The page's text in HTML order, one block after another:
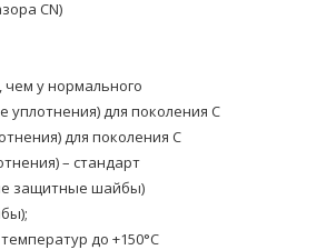
CN)
у нормального
для поколения C
для поколения C
– стандарт
защитные шайбы)
до +150°C